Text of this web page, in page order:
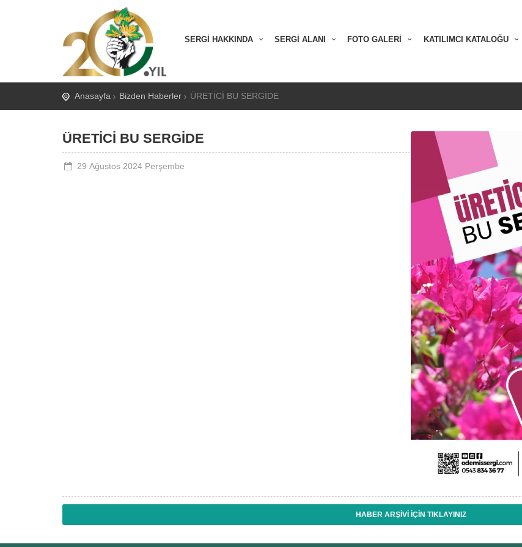
SERGİ HAKKINDA SERGİ ALANI FOTO GALERİ KATILIMCI KATALOĞU
Anasayfa Bizden Haberler ÜRETİCİ BU SERGİDE
ÜRETİCİ BU SERGİDE
29 Ağustos 2024 Perşembe
HABER ARŞİVİ İÇİN TIKLAYINIZ